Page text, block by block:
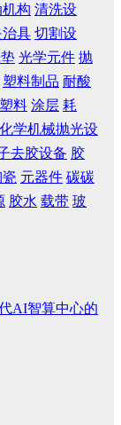
构 清洗设
治具 切割设
光学元件 抛
塑料制品 耐酸
料 涂层 耗
化学机械抛光设
去胶设备 胶
瓷 元器件 碳碳
胶水 载带 玻
AI智算中心的